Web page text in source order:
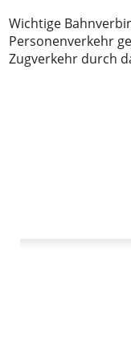
Wichtige
Personenverkehr
Zugverkehr durch